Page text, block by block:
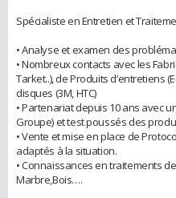
Spécialiste en Entretien et
• Analyse et examen des
• Nombreux contacts avec les
Tarket..), de Produits d’entretiens
disques (3M, HTC)
• Partenariat depuis 10 ans avec
Groupe) et test poussés des
• Vente et mise en place de
adaptés à la situation.
• Connaissances en traitements
Marbre,Bois….